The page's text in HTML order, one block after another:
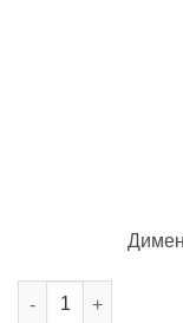
Erabor Antracite